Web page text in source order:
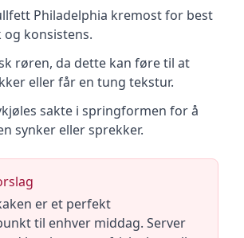
Philadelphia kremost for best
og konsistens.
røren, da dette kan føre til at
eller får en tung tekstur.
sakte i springformen for å
synker eller sprekker.
er et perfekt
til enhver middag. Server